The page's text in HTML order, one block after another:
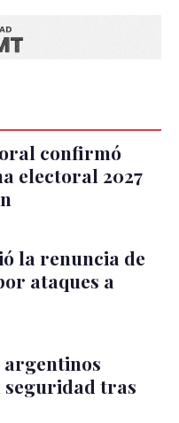
confirmó
electoral 2027
la renuncia de
ataques a
tras